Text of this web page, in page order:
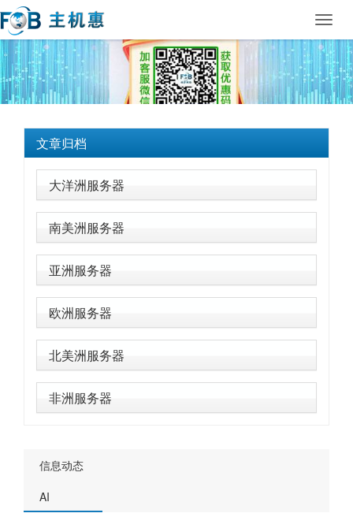
文章归档
大洋洲服务器
南美洲服务器
亚洲服务器
欧洲服务器
北美洲服务器
非洲服务器
信息动态
AI